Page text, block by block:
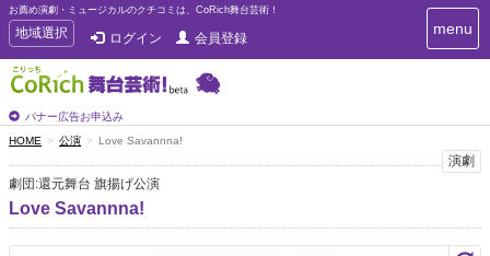
お薦め演劇・ミュージカルのクチコミは、CoRich舞台芸術！
T
o
g
g
e
n
a
v
g
地域選択 ログイン 会員登録
バナー広告お申込み
T
o
i
g
menu
HOME 公演 Love Savannna!
演劇
劇団:還元舞台 旗揚げ公演
Love Savannna!